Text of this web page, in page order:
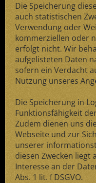
Die Speicherung
auch statistischen
Verwendung oder
kommerziellen oder
erfolgt nicht. Wir
aufgelisteten Daten
sofern ein Verdacht
Nutzung unseres
Die Speicherung in
Funktionsfähigkeit
Zudem dienen uns
Webseite und zur
unserer
diesen Zwecken liegt
Interesse an der
Abs. 1 lit. f DSGVO.